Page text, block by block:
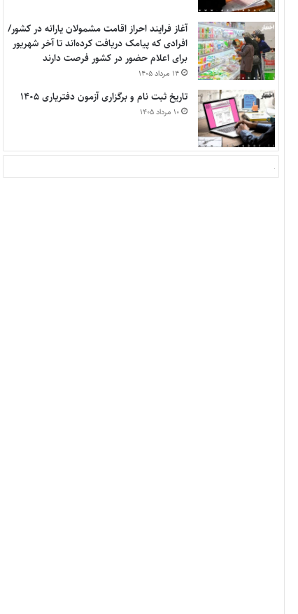
آغاز فرایند احراز اقامت مشمولان یارانه در کشور/
افرادی که پیامک دریافت کرده‌اند تا آخر شهریور
برای اعلام حضور در کشور فرصت دارند
۱۴ مرداد ۱۴۰۵
تاریخ ثبت نام و برگزاری آزمون دفتریاری ۱۴۰۵
۱۰ مرداد ۱۴۰۵